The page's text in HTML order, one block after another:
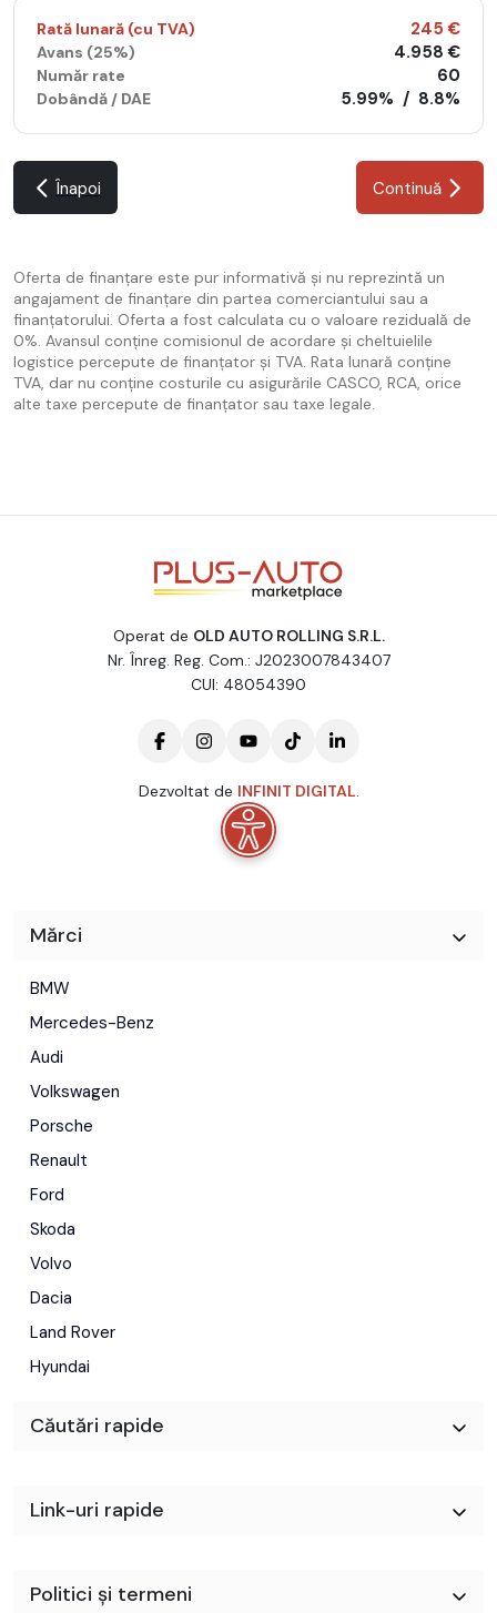
Rată lunară (cu TVA) 245 €
Avans (25%) 4.958 €
Număr rate 60
Dobândă / DAE 5.99% / 8.8%
Înapoi Continuă
Oferta de finanțare este pur informativă și nu reprezintă un
angajament de finanțare din partea comerciantului sau a
finanțatorului. Oferta a fost calculata cu o valoare reziduală de
0%. Avansul conține comisionul de acordare și cheltuielile
logistice percepute de finanțator și TVA. Rata lunară conține
TVA, dar nu conține costurile cu asigurările CASCO, RCA, orice
alte taxe percepute de finanțator sau taxe legale.
Operat de OLD AUTO ROLLING S.R.L.
Nr. Înreg. Reg. Com.: J2023007843407
CUI: 48054390
Dezvoltat de INFINIT DIGITAL.
Mărci
BMW
Mercedes-Benz
Audi
Volkswagen
Porsche
Renault
Ford
Skoda
Volvo
Dacia
Land Rover
Hyundai
Căutări rapide
Link-uri rapide
Politici și termeni